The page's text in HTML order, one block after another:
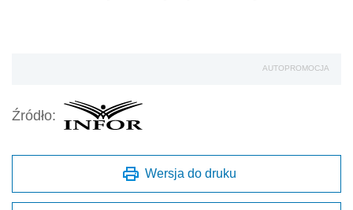
AUTOPROMOCJA
Źródło:
Wersja do druku